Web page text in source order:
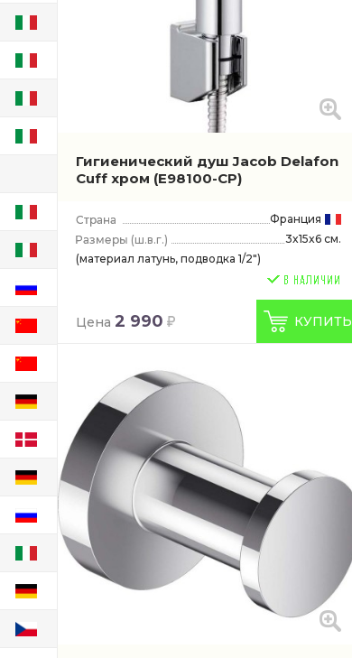
Гигиенический душ Jacob Delafon
Cuff хром (E98100-CP)
Франция
(ш.в.г.)
3x15x6 см.
(материал латунь, подводка 1/2")
Цена 2 990 КУПИТЬ